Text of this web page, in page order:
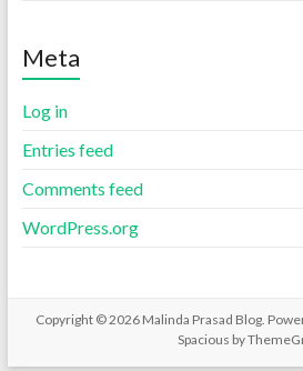
Meta
Log in
Entries feed
Comments feed
WordPress.org
Copyright © 2026 Malinda Prasad Blog .
Spacious by